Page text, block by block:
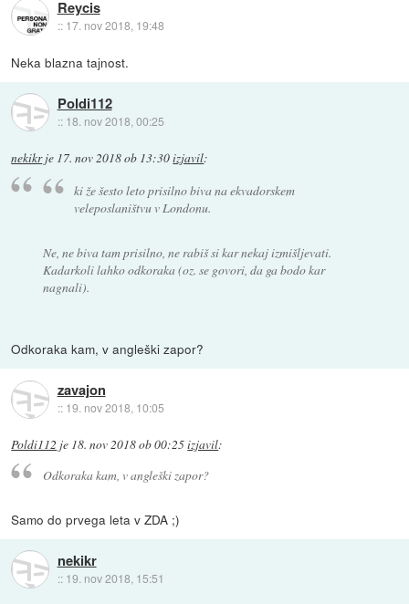
Reycis
:: 17. nov 2018, 19:48
Neka blazna tajnost.
Poldi112
:: 18. nov 2018, 00:25
nekikrje 17. nov 2018 ob 13:30izjavil:
ki že šesto leto prisilno biva na ekvadorskem
veleposlaništvu v Londonu.
Ne, ne biva tam prisilno, ne rabiš si kar nekaj izmišljevati.
Kadarkoli lahko odkoraka (oz. se govori, da ga bodo kar
nagnali).
Odkoraka kam, v angleški zapor?
zavajon
:: 19. nov 2018, 10:05
Poldi112 je 18. nov 2018 ob 00:25izjavil:
Odkoraka kam, v angleški zapor?
Samo do prvega leta v ZDA ;)
nekikr
:: 19. nov 2018, 15:51